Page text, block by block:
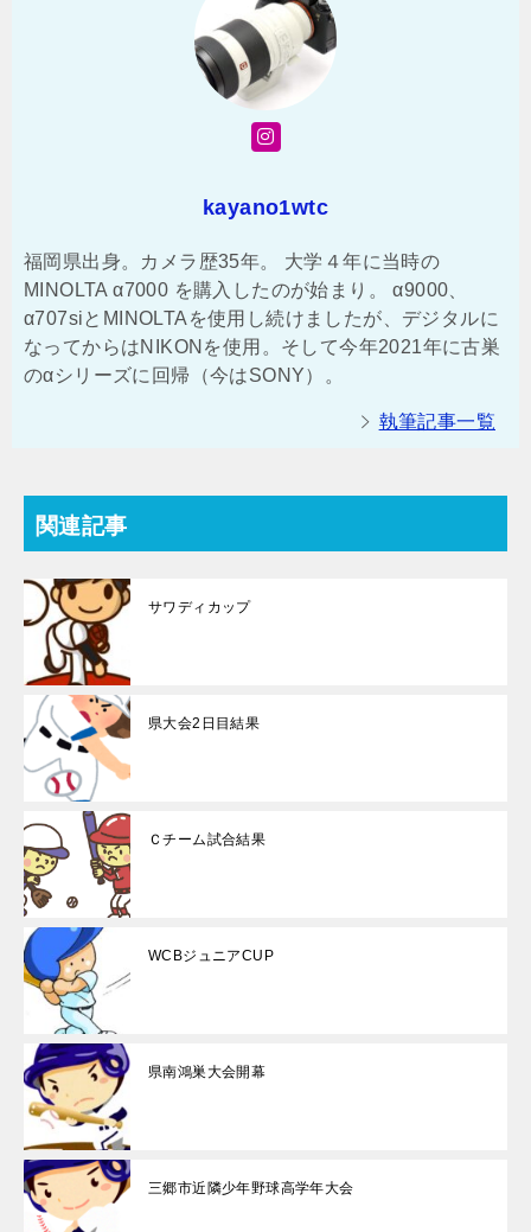
kayano1wtc
福岡県出身。カメラ歴35年。 大学４年に当時の
MINOLTA α7000 を購入したのが始まり。 α9000、
α707siとMINOLTAを使用し続けましたが、デジタルに
なってからはNIKONを使用。そして今年2021年に古巣
のαシリーズに回帰（今はSONY）。
執筆記事一覧
関連記事
サワディカップ
県大会2日目結果
Ｃチーム試合結果
WCBジュニアCUP
県南鴻巣大会開幕
三郷市近隣少年野球高学年大会